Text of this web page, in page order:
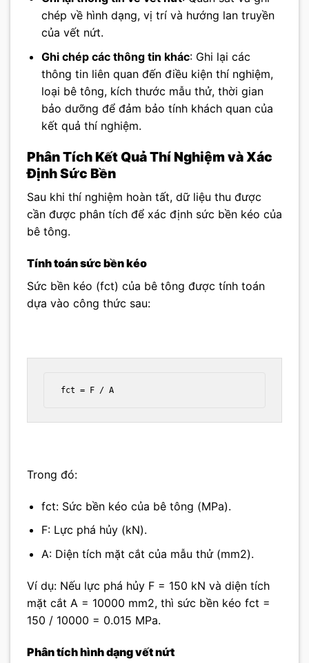
chép về hình dạng, vị trí và hướng lan truyền
của vết nứt.
Ghi chép các thông tin khác: Ghi lại các
thông tin liên quan đến điều kiện thí nghiệm,
loại bê tông, kích thước mẫu thử, thời gian
bảo dưỡng để đảm bảo tính khách quan của
kết quả thí nghiệm.
Phân Tích Kết Quả Thí Nghiệm và Xác
Định Sức Bền
Sau khi thí nghiệm hoàn tất, dữ liệu thu được
cần được phân tích để xác định sức bền kéo của
bê tông.
Tính toán sức bền kéo
Sức bền kéo (fct) của bê tông được tính toán
dựa vào công thức sau:
fct = F / A
Trong đó:
fct: Sức bền kéo của bê tông (MPa).
F: Lực phá hủy (kN).
A: Diện tích mặt cắt của mẫu thử (mm2).
Ví dụ: Nếu lực phá hủy F = 150 kN và diện tích
mặt cắt A = 10000 mm2, thì sức bền kéo fct =
150 / 10000 = 0.015 MPa.
Phân tích hình dạng vết nứt